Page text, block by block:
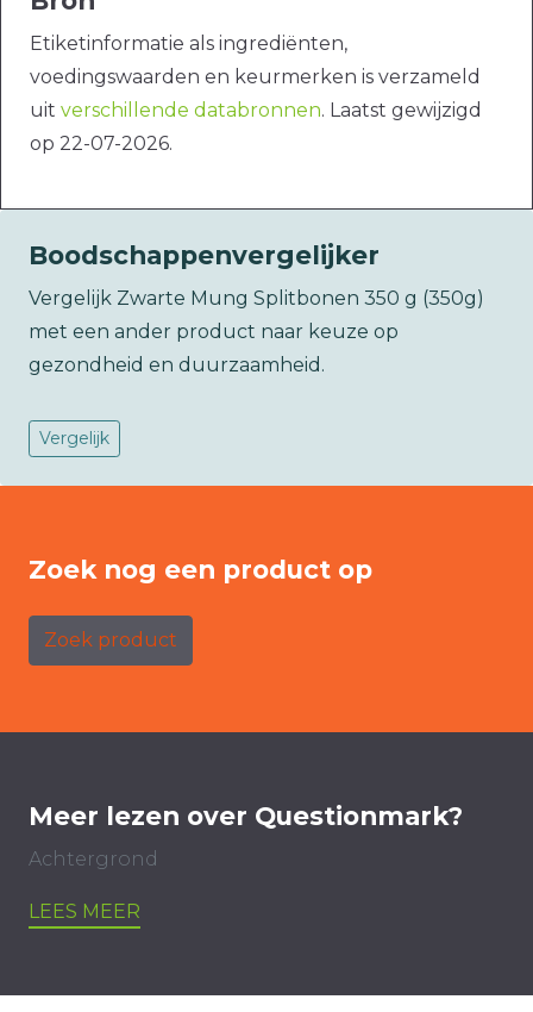
Etiketinformatie als ingrediënten,
voedingswaarden en keurmerken is verzameld
uit verschillende databronnen. Laatst gewijzigd
op 22-07-2026.
Boodschappenvergelijker
Vergelijk Zwarte Mung Splitbonen 350 g (350g)
met een ander product naar keuze op
gezondheid en duurzaamheid.
Vergelijk
Zoek nog een product op
Zoek product
Meer lezen over Questionmark?
Achtergrond
LEES MEER